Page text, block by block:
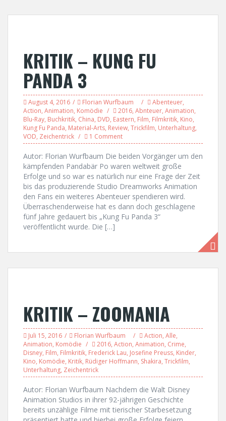
KRITIK – KUNG FU
PANDA 3
August 4, 2016 Florian Wurfbaum Abenteuer,
Action, Animation, Komödie 2016, Abnteuer, Animation,
Blu-Ray, Buchkritik, China, DVD, Eastern, Film, Filmkritik, Kino,
Kung Fu Panda, Material-Arts, Review, Trickfilm, Unterhaltung,
VOD, Zeichentrick 1 Comment
Autor: Florian Wurfbaum Die beiden Vorgänger um den
kämpfenden Pandabär Po waren weltweit große
Erfolge und so war es natürlich nur eine Frage der Zeit
bis das produzierende Studio Dreamworks Animation
den Fans ein weiteres Abenteuer spendieren wird.
Überraschenderweise hat es dann doch geschlagene
fünf Jahre gedauert bis „Kung Fu Panda 3“
veröffentlicht wurde. Die […]
KRITIK – ZOOMANIA
Juli 15, 2016 Florian Wurfbaum Action, Alle,
Animation, Komödie 2016, Action, Animation, Crime,
Disney, Film, Filmkritik, Frederick Lau, Josefine Preuss, Kinder,
Kino, Komödie, Kritik, Rüdiger Hoffmann, Shakira, Trickfilm,
Unterhaltung, Zeichentrick
Autor: Florian Wurfbaum Nachdem die Walt Disney
Animation Studios in ihrer 92-jährigen Geschichte
bereits unzählige Filme mit tierischer Starbesetzung